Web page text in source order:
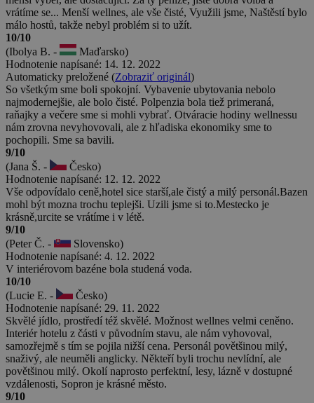
vrátíme se... Menší wellnes, ale vše čisté, Využili jsme, Naštěstí bylo
málo hostů, takže nebyl problém si to užít.
10/10
(Ibolya B. -
Maďarsko)
Hodnotenie napísané: 14. 12. 2022
Automaticky preložené (Zobraziť originál)
So všetkým sme boli spokojní. Vybavenie ubytovania nebolo
najmodernejšie, ale bolo čisté. Polpenzia bola tiež primeraná,
raňajky a večere sme si mohli vybrať. Otváracie hodiny wellnessu
nám zrovna nevyhovovali, ale z hľadiska ekonomiky sme to
pochopili. Sme sa bavili.
9/10
(Jana Š. -
Česko)
Hodnotenie napísané: 12. 12. 2022
Vše odpovídalo ceně,hotel sice starší,ale čistý a milý personál.Bazen
mohl být mozna trochu teplejši. Uzili jsme si to.Mestecko je
krásně,urcite se vrátíme i v létě.
9/10
(Peter Č. -
Slovensko)
Hodnotenie napísané: 4. 12. 2022
V interiérovom bazéne bola studená voda.
10/10
(Lucie E. -
Česko)
Hodnotenie napísané: 29. 11. 2022
Skvělé jídlo, prostředí též skvělé. Možnost wellnes velmi ceněno.
Interiér hotelu z části v původním stavu, ale nám vyhovoval,
samozřejmě s tím se pojila nižší cena. Personál povětšinou milý,
snaživý, ale neuměli anglicky. Někteří byli trochu nevlídní, ale
povětšinou milý. Okolí naprosto perfektní, lesy, lázně v dostupné
vzdálenosti, Sopron je krásné město.
9/10